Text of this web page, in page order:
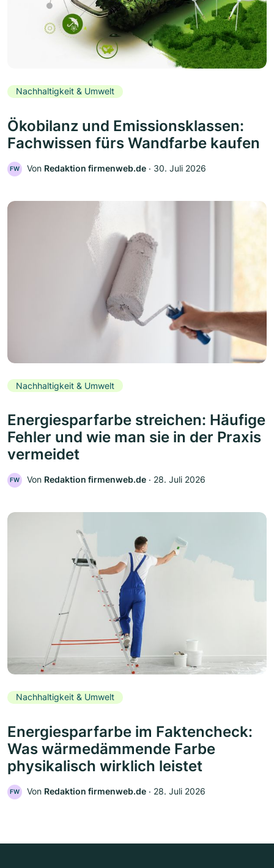
Nachhaltigkeit & Umwelt
Ökobilanz und Emissionsklassen:
Fachwissen fürs Wandfarbe kaufen
FW Von Redaktion firmenweb.de ‧ 30. Juli 2026
Nachhaltigkeit & Umwelt
Energiesparfarbe streichen: Häufige
Fehler und wie man sie in der Praxis
vermeidet
FW Von Redaktion firmenweb.de ‧ 28. Juli 2026
Nachhaltigkeit & Umwelt
Energiesparfarbe im Faktencheck:
Was wärmedämmende Farbe
physikalisch wirklich leistet
FW Von Redaktion firmenweb.de ‧ 28. Juli 2026